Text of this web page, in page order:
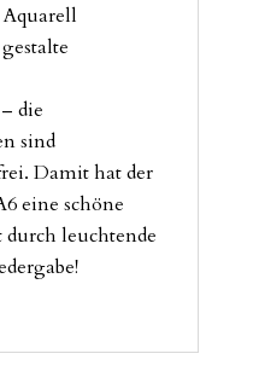
Aquarell
die
sind
Damit hat der
eine schöne
leuchtende